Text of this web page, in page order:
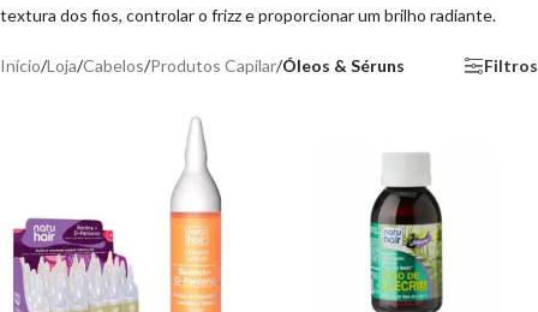
textura dos fios, controlar o frizz e proporcionar um brilho radiante.
Início/Loja/Cabelos/Produtos Capilar/Óleos & Séruns Filtros